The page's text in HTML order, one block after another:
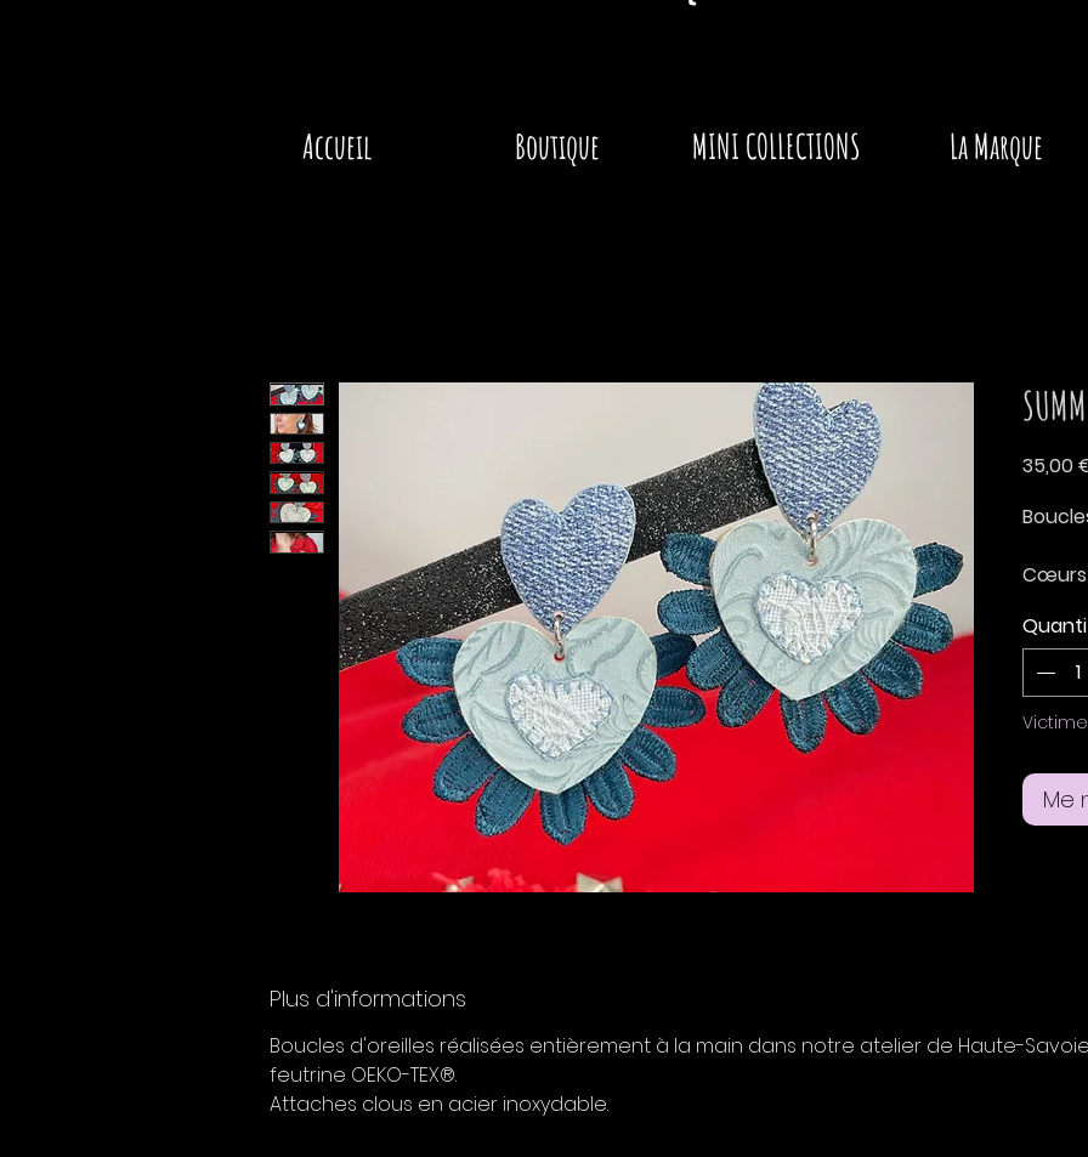
Accueil Boutique MINI COLLECTIONS La Marque
35,00
Cœurs
sacré
pâle
canard.
enMe
Plus d'informations
Boucles d'oreilles réalisées entièrement à la main dans notre atelier de Haute-
feutrine OEKO-TEX®.
Attaches clous en acier inoxydable.